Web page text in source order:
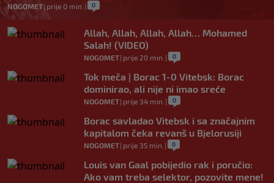
NOGOMET| prije 0 min. | 0
Allah, Allah, Allah, Allah… Mohamed
Salah! (VIDEO)
NOGOMET| prije 20 min. | 0
Tok meča | Borac 1-0 Vitebsk: Borac
dominirao, ali nije ni imao sreće
NOGOMET| prije 34 min. | 0
Borac savladao Vitebsk i sa značajnim
kapitalom čeka revanš u Bjelorusiji
NOGOMET| prije 35 min. | 0
Louis van Gaal pobijedio rak i poručio:
Ako vam treba selektor, pozovite mene!